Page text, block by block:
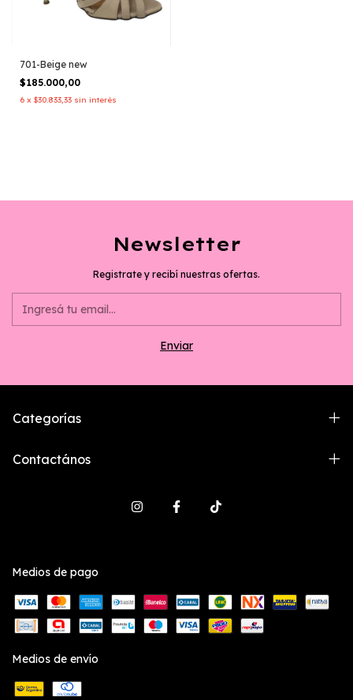
701-Beige new
$185.000,00
6 x $30.833,33 sin interés
Newsletter
Registrate y recibí nuestras ofertas.
Categorías
Contactános
Medios de pago
Medios de envío